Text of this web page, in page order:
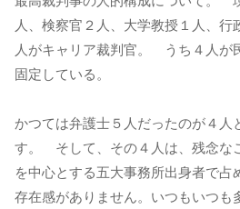
人、検察官２人、大学教授１人、行
人がキャリア裁判官。 うち４人が
固定している。
かつては弁護士５人だったのが４人
す。 そして、その４人は、残念な
を中心とする五大事務所出身者で占
存在感がありません。いつもいつも